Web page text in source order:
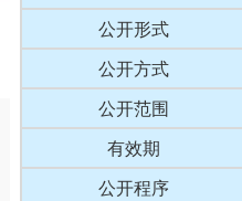
公开形式
公开方式
公开范围
有效期
公开程序